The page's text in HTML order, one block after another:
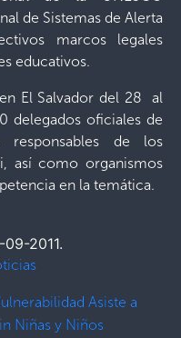
de Sistemas de Alerta
marcos legales
educativos.
El Salvador del 28 al
delegados oficiales de
responsables de los
así como organismos
en la temática.
2011.
Asiste a
Niñas y Niños